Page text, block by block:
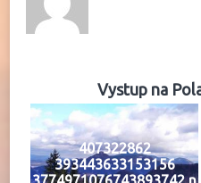
Vystup na
407322862
393443633153156